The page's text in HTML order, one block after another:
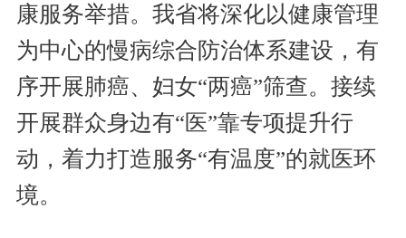
康服务举措。我省将深化以健康管理
为中心的慢病综合防治体系建设，有
序开展肺癌、妇女“两癌”筛查。接续
开展群众身边有“医”靠专项提升行
动，着力打造服务“有温度”的就医环
境。